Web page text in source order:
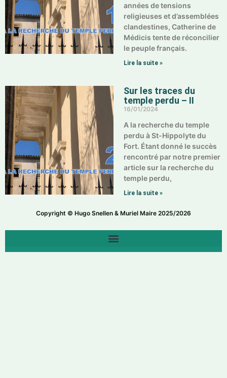
années de tensions
religieuses et d’assemblées
clandestines, Catherine de
Médicis tente de réconcilier
le peuple français.
Lire la suite »
Sur les traces du
temple perdu – II
16/01/2024
A la recherche du temple
perdu à St-Hippolyte du
Fort. Étant donné le succès
rencontré par notre premier
article sur la recherche du
temple perdu,
Lire la suite »
Copyright © Hugo Snellen & Muriel Maire 2025/2026